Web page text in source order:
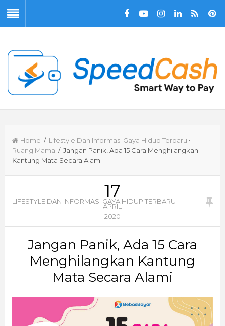
Home / Lifestyle Dan Informasi Gaya Hidup Terbaru •
Ruang Mama / Jangan Panik, Ada 15 Cara Menghilangkan
Kantung Mata Secara Alami
17
APRIL
2020
LIFESTYLE DAN INFORMASI GAYA HIDUP TERBARU
Jangan Panik, Ada 15 Cara
Menghilangkan Kantung
Mata Secara Alami